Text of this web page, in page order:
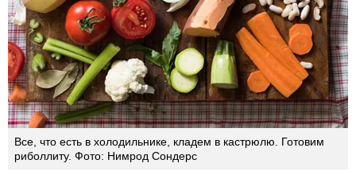
Все, что есть в холодильнике, кладем в кастрюлю. Готовим
риболлиту. Фото: Нимрод Сондерс